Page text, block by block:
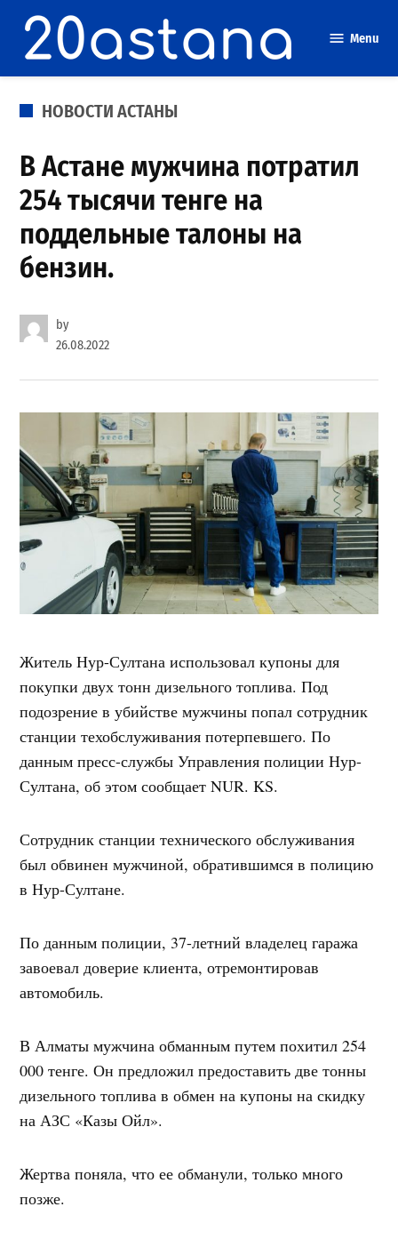
content
Menu
POSTED
НОВОСТИ АСТАНЫ
В Астане мужчина потратил
254 тысячи тенге на
поддельные талоны на
бензин.
by
26.08.2022
Житель Нур-Султана использовал купоны для
покупки двух тонн дизельного топлива. Под
подозрение в убийстве мужчины попал сотрудник
станции техобслуживания потерпевшего. По
данным пресс-службы Управления полиции Нур-
Султана, об этом сообщает NUR. KS.
Сотрудник станции технического обслуживания
был обвинен мужчиной, обратившимся в полицию
в Нур-Султане.
По данным полиции, 37-летний владелец гаража
завоевал доверие клиента, отремонтировав
автомобиль.
В Алматы мужчина обманным путем похитил 254
000 тенге. Он предложил предоставить две тонны
дизельного топлива в обмен на купоны на скидку
на АЗС «Казы Ойл».
Жертва поняла, что ее обманули, только много
позже.